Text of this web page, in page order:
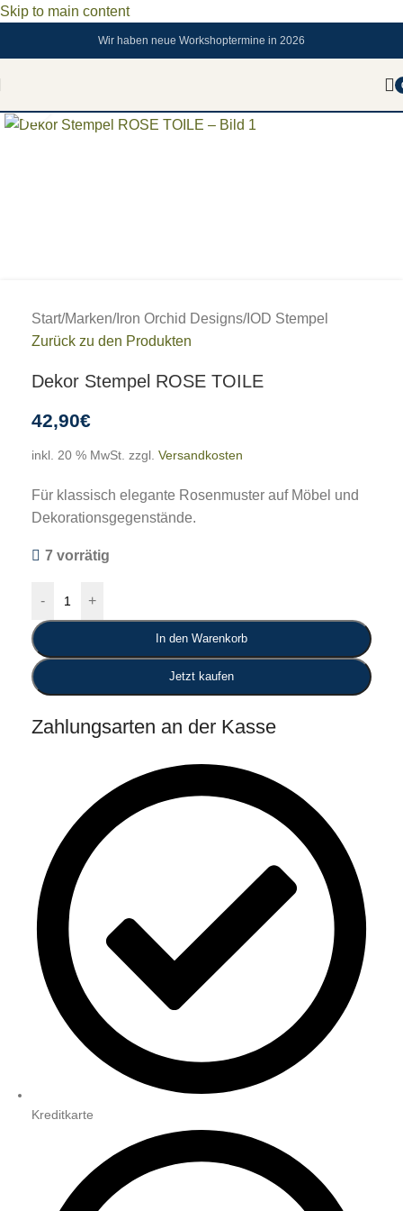
Skip to main content
Wir haben neue Workshoptermine in 2026
Start/Marken/Iron Orchid Designs/IOD Stempel
Zurück zu den Produkten
Dekor Stempel ROSE TOILE
42,90€
inkl. 20 % MwSt. zzgl. Versandkosten
Für klassisch elegante Rosenmuster auf Möbel und
Dekorationsgegenstände.
7 vorrätig
- +
In den Warenkorb
Jetzt kaufen
Zahlungsarten an der Kasse
Kreditkarte